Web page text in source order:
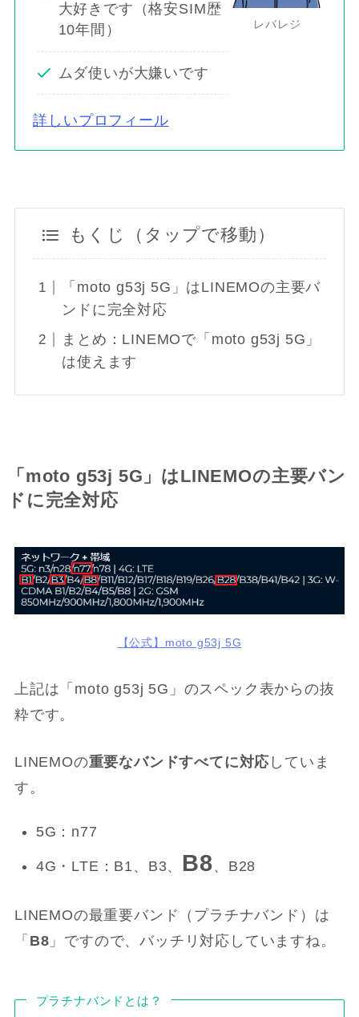
大好きです（格安SIM歴
10年間）
ムダ使いが大嫌いです
詳しいプロフィール
レバレジ
もくじ（タップで移動）
「moto g53j 5G」はLINEMOの主要バ
ンドに完全対応
まとめ：LINEMOで「moto g53j 5G」
は使えます
「moto g53j 5G」はLINEMOの主要バン
ドに完全対応
【公式】moto g53j 5G
上記は「moto g53j 5G」のスペック表からの抜
粋です。
LINEMOの重要なバンドすべてに対応 していま
す。
5G：n77
4G・LTE：B1、B3、 B8、B28
LINEMOの最重要バンド（プラチナバンド）は
「 B8 」ですので、バッチリ対応していますね。
プラチナバンドとは？